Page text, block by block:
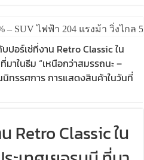
– SUV ไฟฟ้า 204 แรงม้า วิ่งไกล
HAVAL H6 ปรับโฉมหน้าใหม่
ปอร์เช่ที่งาน Retro Classic ใน
าในธีม “เหนือกว่าสมรรถนะ –
ทรรศการ การแสดงสินค้าในวันที่
Retro Classic ใน